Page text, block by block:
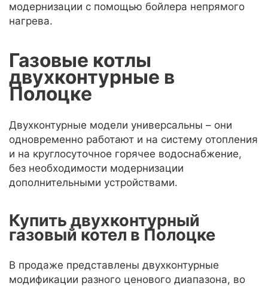
модернизации с помощью бойлера непрямого
нагрева.
Газовые котлы
двухконтурные в
Полоцке
Двухконтурные модели универсальны – они
одновременно работают и на систему отопления
и на круглосуточное горячее водоснабжение,
без необходимости модернизации
дополнительными устройствами.
Купить двухконтурный
газовый котел в Полоцке
В продаже представлены двухконтурные
модификации разного ценового диапазона, во